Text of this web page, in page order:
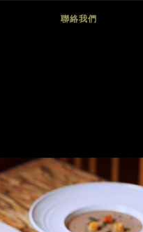
聯絡我們